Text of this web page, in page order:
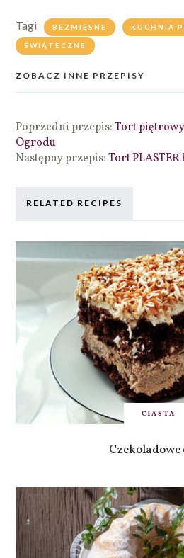
Tagi BEZMIĘSNE KUCHNIA
ŚWIĄTECZNE
ZOBACZ INNE PRZEPISY
Poprzedni przepis:Tort
Ogrodu
Następny przepis:Tort
RELATED RECIPES
CIASTA
Czekoladowe